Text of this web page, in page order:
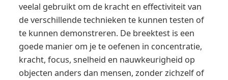
veelal gebruikt om de kracht en effectiviteit van
de verschillende technieken te kunnen testen of
te kunnen demonstreren. De breektest is een
goede manier om je te oefenen in concentratie,
kracht, focus, snelheid en nauwkeurigheid op
objecten anders dan mensen, zonder zichzelf of